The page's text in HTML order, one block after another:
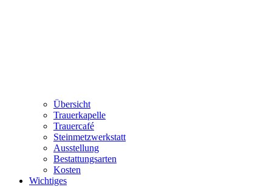
Übersicht
Trauerkapelle
Trauercafé
Steinmetzwerkstatt
Ausstellung
Bestattungsarten
Kosten
Wichtiges